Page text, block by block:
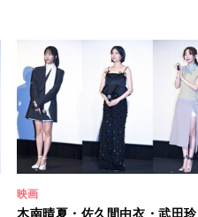
映画
木南晴夏・佐久間由衣・武田玲